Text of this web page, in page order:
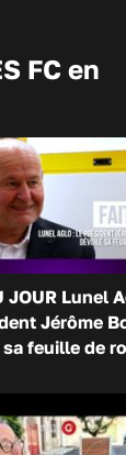
FC en
JOUR Lunel
Jérôme
feuille de